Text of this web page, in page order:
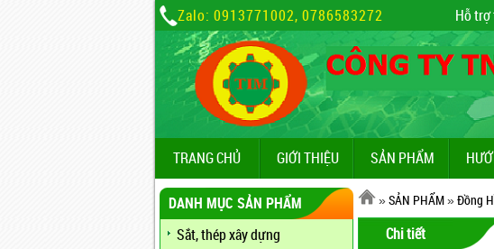
Zalo: 0913771002, 0786583272 Hỗ
TRANG CHỦ GIỚI THIỆU SẢN PHẨM
DANH MỤC SẢN PHẨM
Sắt, thép xây dựng
»SẢN PHẨM»Đồng
Chi tiết